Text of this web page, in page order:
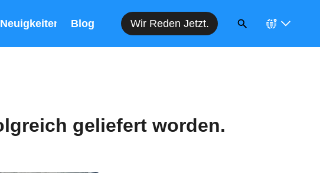
Neuigkeiten Blog Wir Reden Jetzt.
geliefert worden.